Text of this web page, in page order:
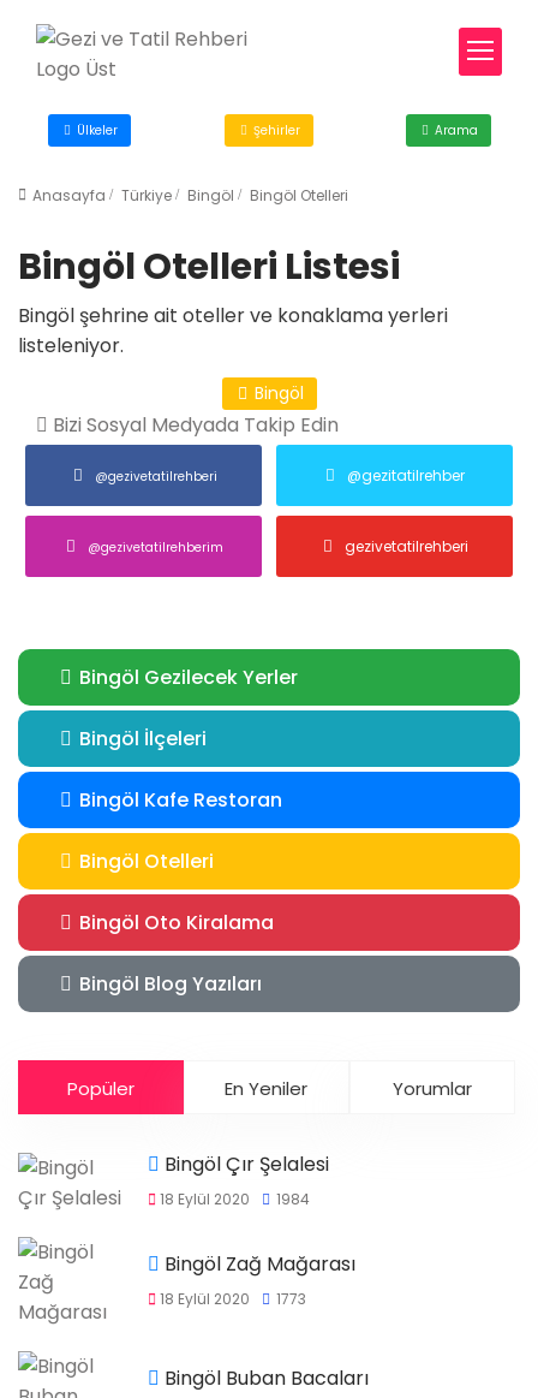
Ülkeler Şehirler Arama
Anasayfa Türkiye Bingöl Bingöl Otelleri
Bingöl Otelleri Listesi
Bingöl şehrine ait oteller ve konaklama yerleri
listeleniyor.
Bingöl
Bizi Sosyal Medyada Takip Edin
@gezivetatilrehberi @gezitatilrehber
@gezivetatilrehberim gezivetatilrehberi
Bingöl Gezilecek Yerler
Bingöl İlçeleri
Bingöl Kafe Restoran
Bingöl Otelleri
Bingöl Oto Kiralama
Bingöl Blog Yazıları
Popüler En Yeniler Yorumlar
Bingöl Çır Şelalesi
18 Eylül 2020 1984
Bingöl Zağ Mağarası
18 Eylül 2020 1773
Bingöl Buban Bacaları